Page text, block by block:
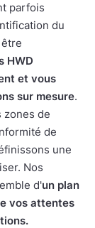
parfois
du
HWD
et vous
sur mesure.
zones de
de
une
Nos
d'un plan
vos attentes